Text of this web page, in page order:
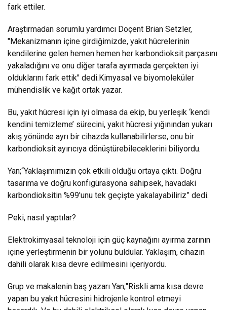
fark ettiler.
Araştırmadan sorumlu yardımcı Doçent Brian Setzler,
"Mekanizmanın içine girdiğimizde, yakıt hücrelerinin
kendilerine gelen hemen hemen her karbondioksit parçasını
yakaladığını ve onu diğer tarafa ayırmada gerçekten iyi
olduklarını fark ettik" dedi.Kimyasal ve biyomoleküler
mühendislik ve kağıt ortak yazar.
Bu, yakıt hücresi için iyi olmasa da ekip, bu yerleşik ‘kendi
kendini temizleme’ sürecini, yakıt hücresi yığınından yukarı
akış yönünde ayrı bir cihazda kullanabilirlerse, onu bir
karbondioksit ayırıcıya dönüştürebileceklerini biliyordu.
Yan;“Yaklaşımımızın çok etkili olduğu ortaya çıktı. Doğru
tasarıma ve doğru konfigürasyona sahipsek, havadaki
karbondioksitin %99'unu tek geçişte yakalayabiliriz” dedi.
Peki, nasıl yaptılar?
Elektrokimyasal teknoloji için güç kaynağını ayırma zarının
içine yerleştirmenin bir yolunu buldular. Yaklaşım, cihazın
dahili olarak kısa devre edilmesini içeriyordu.
Grup ve makalenin baş yazarı Yan;"Riskli ama kısa devre
yapan bu yakıt hücresini hidrojenle kontrol etmeyi